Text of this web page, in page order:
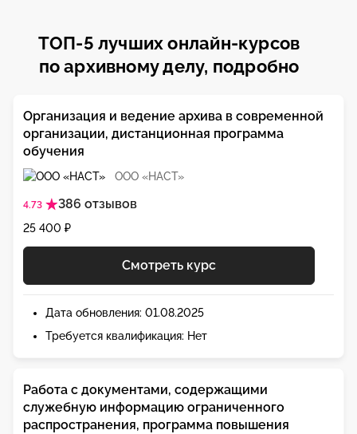
ТОП-5 лучших онлайн-курсов
по архивному делу, подробно
ООО «НАСТ»
4.73 386 отзывов
Организация и ведение архива в современной
организации, дистанционная программа
обучения
25 400 ₽
Смотреть курс
Дата обновления: 01.08.2025
Требуется квалификация: Нет
Работа с документами, содержащими
служебную информацию ограниченного
распространения, программа повышения